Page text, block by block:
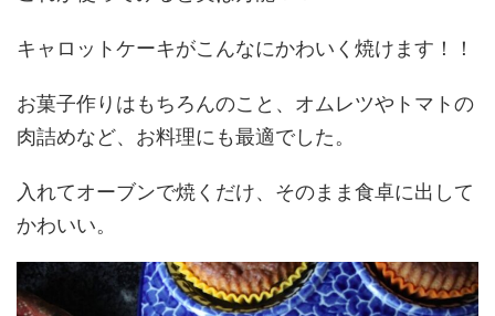
キャロットケーキがこんなにかわいく焼けます！！
お菓子作りはもちろんのこと、オムレツやトマトの
肉詰めなど、お料理にも最適でした。
入れてオーブンで焼くだけ、そのまま食卓に出して
かわいい。